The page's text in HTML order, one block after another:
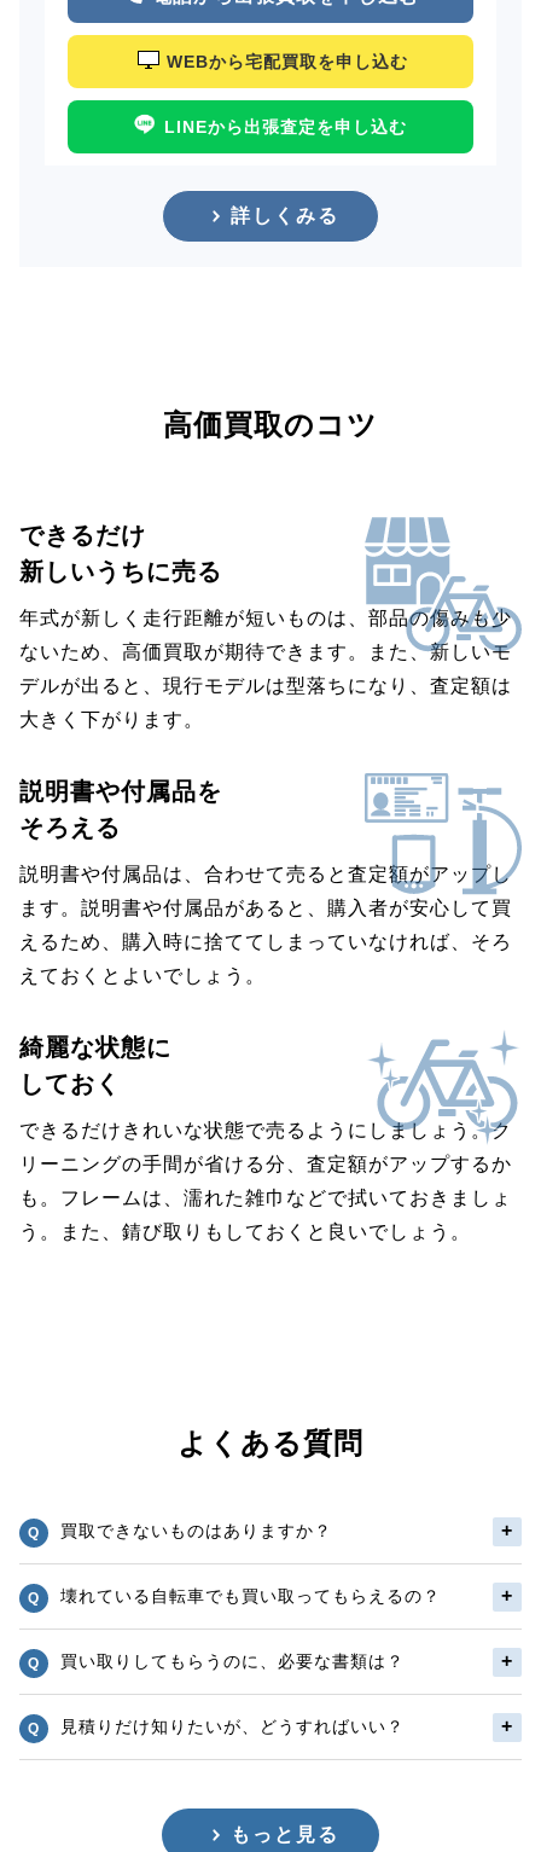
WEBから宅配買取を申し込む
LINEから出張査定を申し込む
詳しくみる
高価買取のコツ
できるだけ
新しいうちに売る
年式が新しく走行距離が短いものは、部品の傷みも少
ないため、高価買取が期待できます。また、新しいモ
デルが出ると、現行モデルは型落ちになり、査定額は
大きく下がります。
説明書や付属品を
そろえる
説明書や付属品は、合わせて売ると査定額がアップし
ます。説明書や付属品があると、購入者が安心して買
えるため、購入時に捨ててしまっていなければ、そろ
えておくとよいでしょう。
綺麗な状態に
しておく
できるだけきれいな状態で売るようにしましょう。ク
リーニングの手間が省ける分、査定額がアップするか
も。フレームは、濡れた雑巾などで拭いておきましょ
う。また、錆び取りもしておくと良いでしょう。
よくある質問
買取できないものはありますか？
壊れている自転車でも買い取ってもらえるの？
買い取りしてもらうのに、必要な書類は？
見積りだけ知りたいが、どうすればいい？
もっと見る